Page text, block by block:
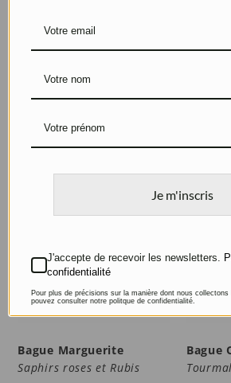
Argent et Agates druse
Bague Marguerite
Saphirs roses et Rubis
Bague
Je m'inscris
J'accepte de recevoir les newsletters.
confidentialité
Pour plus de précisions sur la manière dont nous
pouvez consulter notre politque de confidentialité.